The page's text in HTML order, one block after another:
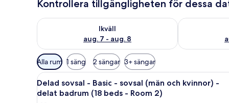
Kontrollera tillgängligheten för dessa
Ikväll
aug. 7 - aug. 8
Kontrollera tillgängligheten för ikväll aug. 7 - aug. 8
Kontrollera
Tillgängliga
filter
för
rum
Alla rum 1 säng 2 sängar 3+ sängar
Öppna
alla
foton
Ett sovsalsrum med
6
Delad sovsal - Basic - sovsal (män och kvinnor) -
delat badrum (18 beds - Room 2)